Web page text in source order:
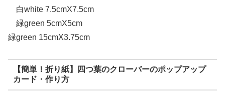
白white 7.5cmX7.5cm
緑green 5cmX5cm
緑green 15cmX3.75cm
【簡単！折り紙】四つ葉のクローバーのポップアップ
カード・作り方